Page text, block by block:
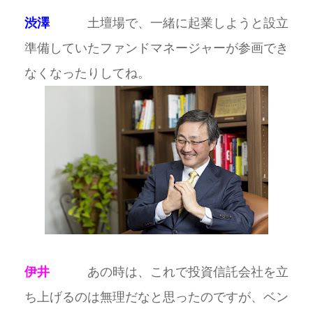
渋澤土壇場で、一緒に起業しようと設立
準備していたファンドマネージャーが参画でき
なくなったりしてね。
伊井 あの時は、これで投資信託会社を立
ち上げるのは無理だなと思ったのですが、ベン